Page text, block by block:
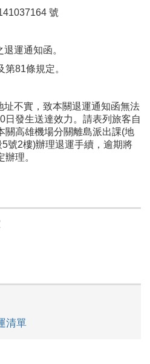
號
運通知函。
81條規定。
不實，致本關退運通知函無法
日發生送達效力。請表列旅客自
關高雄機場分關離島派出課(地
號2樓)辦理退運手續，逾期將
理。
清單